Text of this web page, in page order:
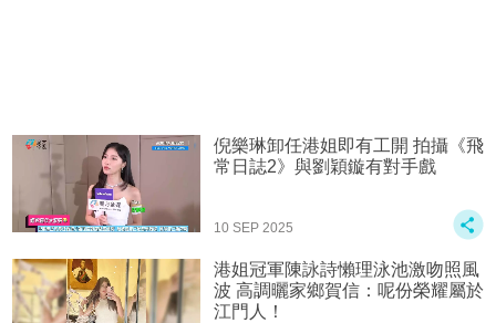
倪樂琳卸任港姐即有工開 拍攝《飛
常日誌2》與劉穎鏇有對手戲
10 SEP 2025
港姐冠軍陳詠詩懶理泳池激吻照風
波 高調曬家鄉賀信：呢份榮耀屬於
江門人！